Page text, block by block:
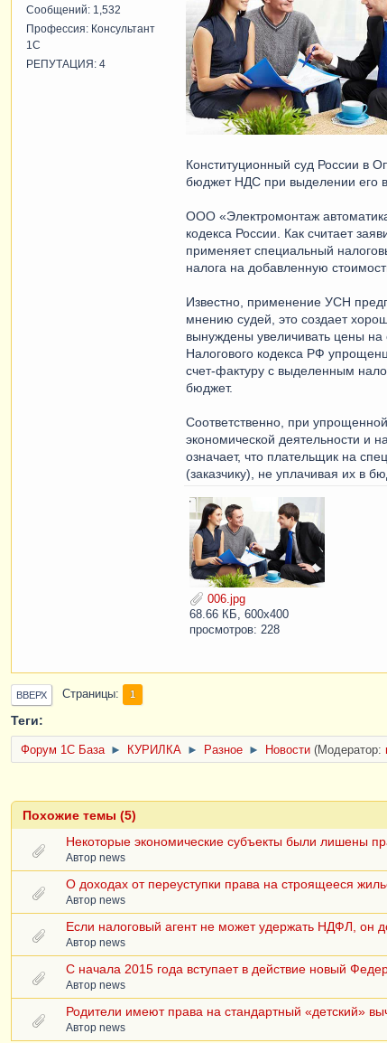
Сообщений: 1,532
Профессия: Консультант
1С
РЕПУТАЦИЯ: 4
Конституционный суд России в
бюджет НДС при выделении его
ООО «Электромонтаж
кодекса России. Как считает
применяет специальный
налога на добавленную
Известно, применение УСН
мнению судей, это создает
вынуждены увеличивать цены
Налогового кодекса РФ
счет-фактуру с выделенным
бюджет.
Соответственно, при
экономической деятельности и
означает, что плательщик на
(заказчику), не уплачивая их в
006.jpg
68.66 КБ, 600x400
просмотров: 228
ВВЕРХ Страницы 1
Теги:
Форум 1C База ► КУРИЛКА ► Разное ► Новости (Модератор:
Похожие темы (5)
Некоторые экономические субъекты были лишены
Автор news
О доходах от переуступки права на строящееся
Автор news
Если налоговый агент не может удержать НДФЛ, он
Автор news
С начала 2015 года вступает в действие новый
Автор news
Родители имеют права на стандартный «детский»
Автор news